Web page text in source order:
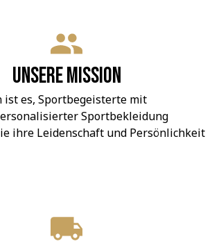
Unsere Mission
ist es, Sportbegeisterte mit
Sportbekleidung
ihre Leidenschaft und Persönlichkeit